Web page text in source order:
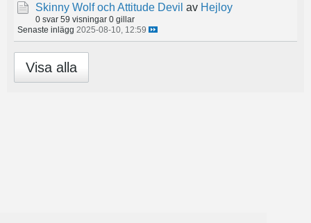
Skinny Wolf och Attitude Devil av Hejloy
0 svar 59 visningar 0 gillar
Senaste inlägg 2025-08-10, 12:59
Visa alla